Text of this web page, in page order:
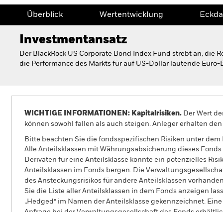
Überblick Wertentwicklung
Investmentansatz
Der BlackRock US Corporate Bond Index Fund strebt an,
die Performance des Markts für auf US-Dollar lautende
WICHTIGE INFORMATIONEN: Kapitalrisiken. Der Wert
können sowohl fallen als auch steigen. Anleger erhalten
Bitte beachten Sie die fondsspezifischen Risiken unter dem
Alle Anteilsklassen mit Währungsabsicherung dieses
Derivaten für eine Anteilsklasse könnte ein potenzielles
Anteilsklassen im Fonds bergen. Die
des Ansteckungsrisikos für andere Anteilsklassen
Sie die Liste aller Anteilsklassen in dem Fonds anzeigen
„Hedged“ im Namen der Anteilsklasse gekennzeichnet.